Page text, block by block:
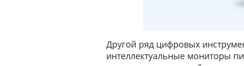
Другой ряд цифровых
интеллектуальные мониторы